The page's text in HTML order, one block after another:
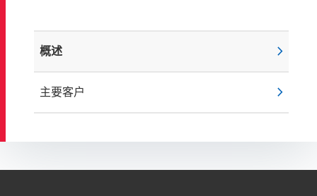
概述 chevron_right
主要客户 chevron_right